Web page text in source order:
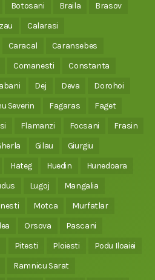
Botosani Braila
Brasov
Calarasi
Caracal
Caransebes
Comanesti
Constanta
Dej Deva
Dorohoi
Severin Fagaras
Faget
Flamanzi Focsani
Frasin
Gilau
Giurgiu
Hateg Huedin
Hunedoara
Lugoj
Mangalia
Motca
Murfatlar
Orsova
Pascani
Pitesti Ploiesti
Podu Iloaiei
Ramnicu Sarat